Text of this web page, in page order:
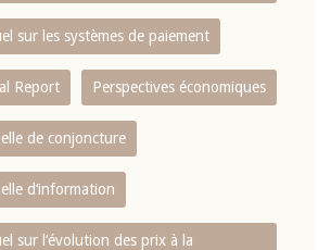
sur les systèmes de paiement
Report Perspectives économiques
de conjoncture
d‘information
sur l‘évolution des prix à la